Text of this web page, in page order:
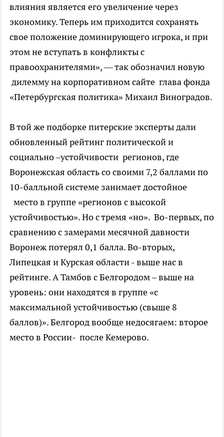
влияния является его увеличение через
экономику. Теперь им приходится сохранять
свое положение доминирующего игрока, и при
этом не вступать в конфликты с
правоохранителями», — так обозначил новую
дилемму на корпоративном сайте глава фонда
«Петербургская политика» Михаил Виноградов.
В той же подборке питерские эксперты дали
обновленный рейтинг политической и
социально –устойчивости регионов, где
Воронежская область со своими 7,2 баллами по
10-балльной системе занимает достойное
место в группе «регионов с высокой
устойчивостью». Но с тремя «но». Во-первых, по
сравнению с замерами месячной давности
Воронеж потерял 0,1 балла. Во-вторых,
Липецкая и Курская области - выше нас в
рейтинге. А Тамбов с Белгородом – выше на
уровень: они находятся в группе «с
максимальной устойчивостью (свыше 8
баллов)». Белгород вообще недосягаем: второе
место в России- после Кемерово.